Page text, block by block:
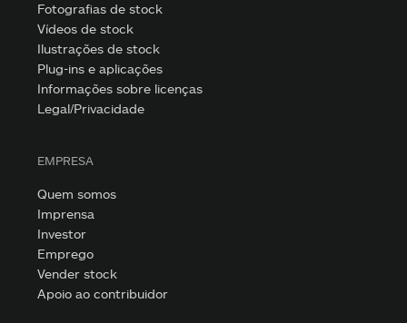
Fotografias de stock
Vídeos de stock
Ilustrações de stock
Plug-ins e aplicações
Informações sobre licenças
Legal/Privacidade
EMPRESA
Quem somos
Imprensa
Investor
Emprego
Vender stock
Apoio ao contribuidor